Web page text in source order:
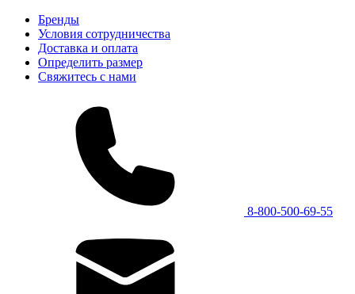
Бренды
Условия сотрудничества
Доставка и оплата
Определить размер
Свяжитесь с нами
8-800-500-69-55